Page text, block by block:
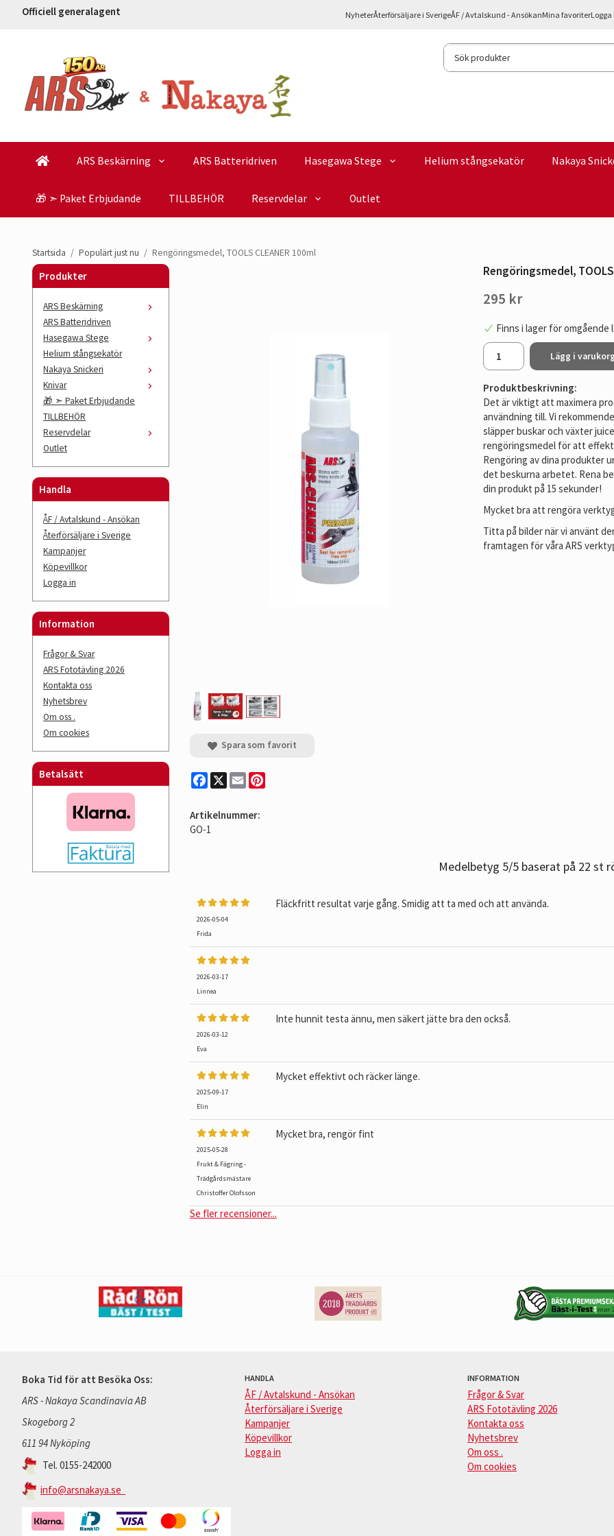
Officiell generalagent NyheterÅterförsäljare i SverigeÅF / Avtalskund - AnsökanMina favoriterLogga
ARS Beskärning ARS Batteridriven Hasegawa Stege Helium stångsekatör Nakaya
🎁 ➣ Paket Erbjudande TILLBEHÖR Reservdelar Outlet
Startsida / Populärt just nu / Rengöringsmedel, TOOLS CLEANER 100ml
Produkter
ARS Beskärning
ARS Batteridriven
Hasegawa Stege
Helium stångsekatör
Nakaya Snickeri
Knivar
🎁 ➣ Paket Erbjudande
TILLBEHÖR
Reservdelar
Outlet
Handla
ÅF / Avtalskund - Ansökan
Återförsäljare i Sverige
Kampanjer
Köpevillkor
Logga in
Information
Frågor & Svar
ARS Fototävling 2026
Kontakta oss
Nyhetsbrev
Om oss .
Om cookies
Betalsätt
Rengöringsmedel, TOOLS
295 kr
Finns i lager för omgående
Lägg i
Produktbeskrivning:
Det är viktigt att maximera
användning till. Vi
släpper buskar och växter
rengöringsmedel för att
Rengöring av dina produkter
det beskurna arbetet. Rena
din produkt på 15 sekunder!
Mycket bra att rengöra
Titta på bilder när vi använt
framtagen för våra ARS
Spara som favorit
Facebook
X Email
Artikelnummer:
GO-1
Medelbetyg 5/5 baserat på 22 st
2026-05-04
Frida
Fläckfritt resultat varje gång. Smidig att ta med och att använda.
2026-03-17
Linnea
2026-03-12
Eva
Inte hunnit testa ännu, men säkert jätte bra den också.
2025-09-17
Elin
Mycket effektivt och räcker länge.
2025-05-28
Frukt & Fägring -
Trädgårdsmästare
Christoffer Olofsson
Mycket bra, rengör fint
Se fler recensioner...
Boka Tid för att Besöka Oss:
ARS - Nakaya Scandinavia AB
Skogeborg 2
611 94 Nyköping
Tel. 0155-242000
info@arsnakaya.se
HANDLA
ÅF / Avtalskund - Ansökan
Återförsäljare i Sverige
Kampanjer
Köpevillkor
Logga in
INFORMATION
Frågor & Svar
ARS Fototävling 2026
Kontakta oss
Nyhetsbrev
Om oss .
Om cookies